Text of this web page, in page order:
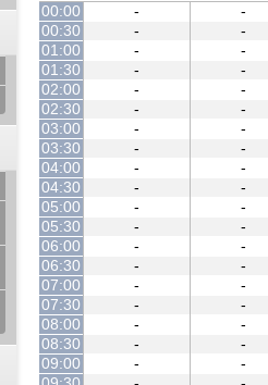
00:00 -
-
00:30
-
-
01:00
-
-
01:30
-
-
02:00
-
-
02:30
-
-
03:00
-
-
03:30
-
-
04:00
-
-
04:30
-
-
05:00
-
-
05:30
-
-
06:00
-
-
06:30
-
-
07:00
-
-
07:30
-
-
08:00
-
-
08:30
-
-
09:00
-
-